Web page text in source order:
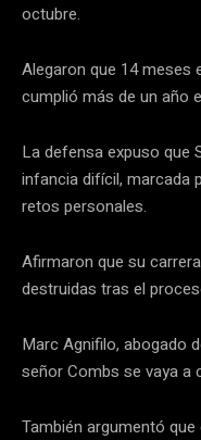
octubre.
Alegaron que 14 meses
cumplió más de un año
La defensa expuso que
infancia difícil, marcada
retos personales.
Afirmaron que su
destruidas tras el
Marc Agnifilo, abogado
señor Combs se vaya a
También argumentó